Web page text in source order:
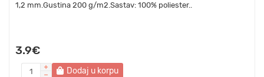
1,2 mm.Gustina 200 g/m2.Sastav: 100% poliester..
3.9€
Dodaj u korpu